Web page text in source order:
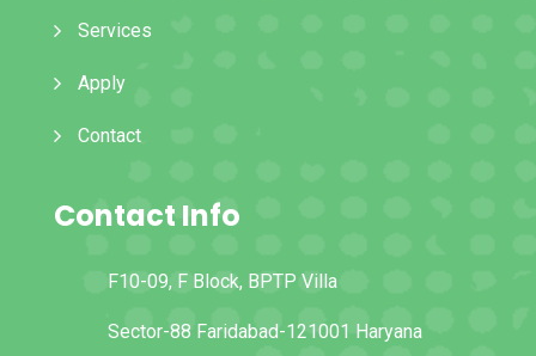
Services
Apply
Contact
Contact Info
F10-09, F Block, BPTP Villa
Sector-88 Faridabad-121001 Haryana